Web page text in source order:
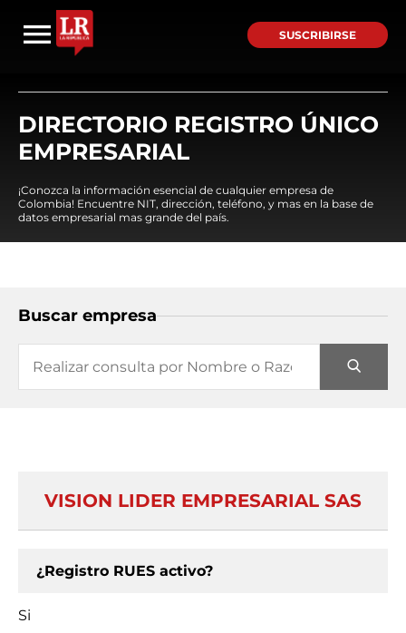
SUSCRIBIRSE
DIRECTORIO REGISTRO ÚNICO
EMPRESARIAL
¡Conozca la información esencial de cualquier empresa de
Colombia! Encuentre NIT, dirección, teléfono, y mas en la base de
datos empresarial mas grande del país.
Buscar empresa
VISION LIDER EMPRESARIAL SAS
¿Registro RUES activo?
Si